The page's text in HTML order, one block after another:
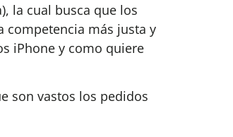
la cual busca que los
competencia más justa y
iPhone y como quiere
son vastos los pedidos